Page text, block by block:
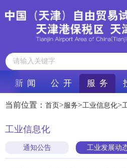
新 闻 公 开 服 务
当前位置： 首页>服务>工业信息化>
工业信息化
通知公告 工业发展动